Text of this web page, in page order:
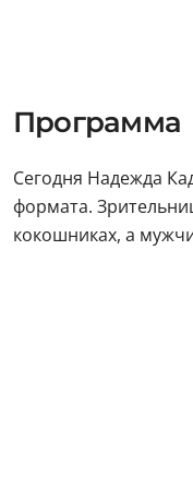
Программа
Сегодня Надежда
формата.
кокошниках, а